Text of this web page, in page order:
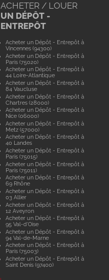
ACHETER / LOUER
UN DÉPÔT -
ENTREPÔT
Acheter un Dépôt - Entrepôt à
Vincennes (94300)
Acheter un Dépôt - Entrepôt à
Paris (75020)
Acheter un Dépôt - Entrepôt à
44 Loire-Atlantique
Acheter un Dépôt - Entrepôt à
84 Vaucluse
Acheter un Dépôt - Entrepôt à
Chartres (28000)
Acheter un Dépôt - Entrepôt à
Nice (06000)
Acheter un Dépôt - Entrepôt à
Metz (57000)
Acheter un Dépôt - Entrepôt à
40 Landes
Acheter un Dépôt - Entrepôt à
Paris (75015)
Acheter un Dépôt - Entrepôt à
Paris (75011)
Acheter un Dépôt - Entrepôt à
69 Rhône
Acheter un Dépôt - Entrepôt à
03 Allier
Acheter un Dépôt - Entrepôt à
12 Aveyron
Acheter un Dépôt - Entrepôt à
95 Val-d'Oise
Acheter un Dépôt - Entrepôt à
94 Val-de-Marne
Acheter un Dépôt - Entrepôt à
Paris (75003)
Acheter un Dépôt - Entrepôt à
Saint Denis (97400)